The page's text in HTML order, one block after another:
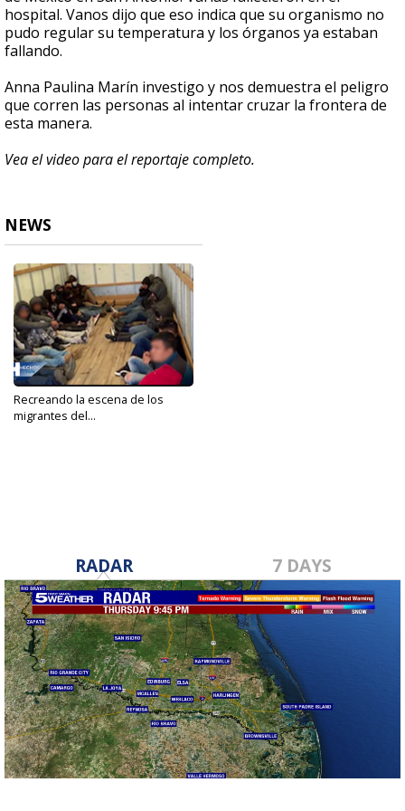
hospital. Vanos dijo que eso indica que su organismo no
pudo regular su temperatura y los órganos ya estaban
fallando.
Anna Paulina Marín investigo y nos demuestra el peligro
que corren las personas al intentar cruzar la frontera de
esta manera.
Vea el video para el reportaje completo.
NEWS
Recreando la escena de los
migrantes del...
RADAR 7 DAYS